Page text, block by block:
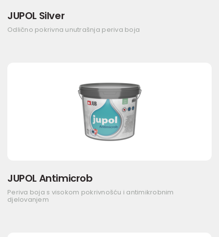
JUPOL Silver
Odlično pokrivna unutrašnja periva boja
JUPOL Antimicrob
Periva boja s visokom pokrivnošću i antimikrobnim
djelovanjem